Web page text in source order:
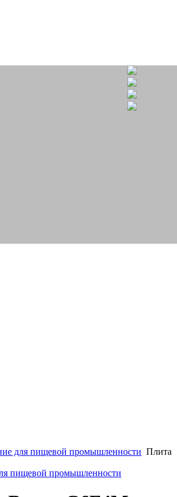
для пищевой промышленности Плита
пищевой промышленности